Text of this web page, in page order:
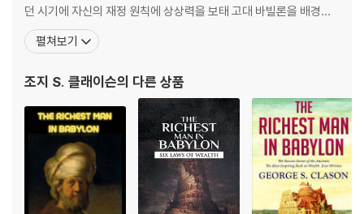
an called Arkad, a poor scribe who goes on to become the rich
est man in Babylon. Arkad's personal finance advice is divided
into the "Seven Cures", which detail how a person can generat
ut how an individual can protect and invest their wealth.
Clason's The Richest Man in Babylon remains in print even afte
r 90 years of the publication of its first edition, which sold ove
r two million copies. In 1930, Clason brought out an illustrated
hardback edition of the book, titled The Richest Man in Babylo
n and Other Stories. The book continues to appear on reading
던 시기에 자신의 재정 원칙에 상상력을 보태 고대 바빌론을 배경으
로 한 돈에 관한 우화인 『바빌론 부자들의 지혜』를 구상했다. 경제적
고난에 빠진 이들에게 도움이 되고자 1926년에 출간한 이 책은 192
서 베스트셀러로 자리잡았다. 특히 책에서 나온 유명한
펼쳐보기
조지 S. 클래이슨의 다른 상품